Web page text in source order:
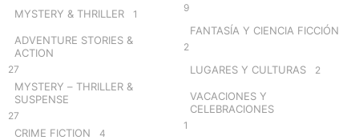
MYSTERY & THRILLER 1
ADVENTURE STORIES &
ACTION
27
MYSTERY – THRILLER &
SUSPENSE
27
CRIME FICTION 4
9
FANTASÍA Y CIENCIA FICCIÓN
2
LUGARES Y CULTURAS 2
VACACIONES Y
CELEBRACIONES
1